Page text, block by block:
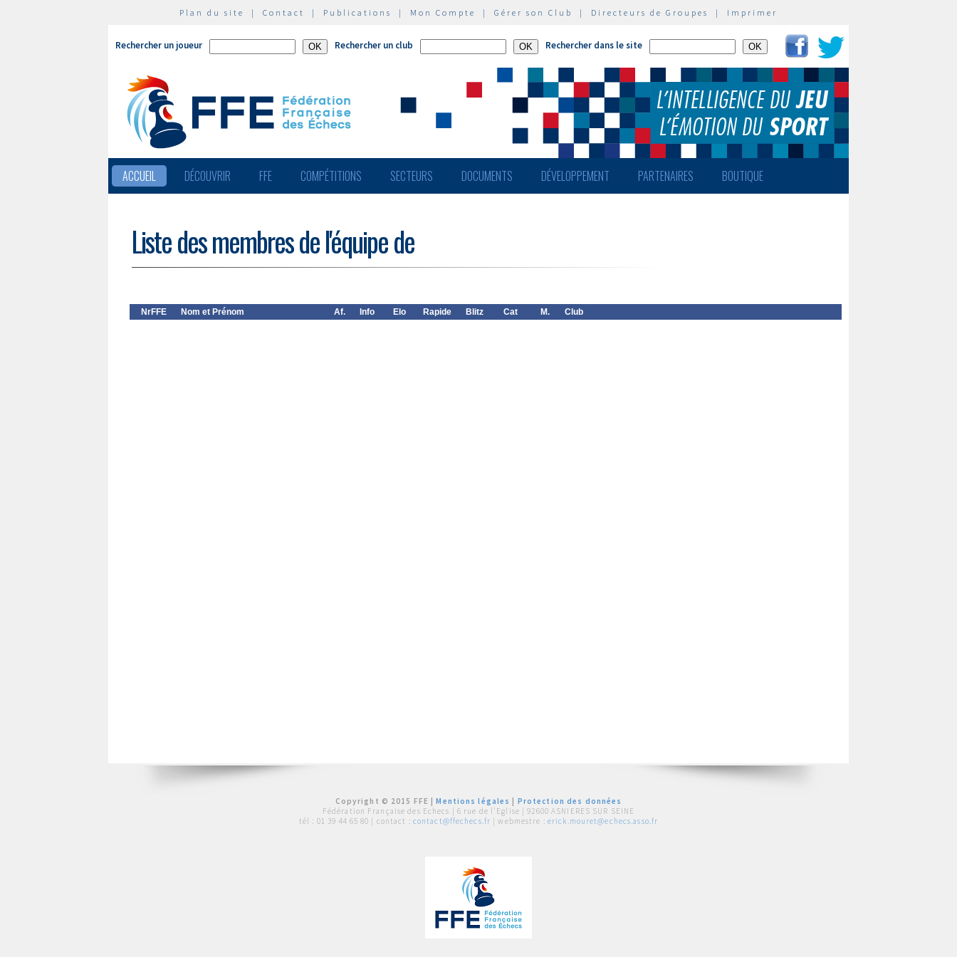
Plan du site | Contact | Publications | Mon Compte | Gérer son Club | Directeurs de Groupes | Imprimer
Rechercher un joueur Rechercher un club Rechercher dans le site
ACCUEIL DÉCOUVRIR FFE COMPÉTITIONS SECTEURS DOCUMENTS DÉVELOPPEMENT PARTENAIRES BOUTIQUE
Liste des membres de l'équipe de
NrFFE Nom et Prénom Af. Info Elo Rapide Blitz Cat M. Club
Copyright © 2015 FFE |Mentions légales
Protection des données
Fédération Française des Echecs | 6 rue de l'Eglise | 92600 ASNIERES SUR SEINE
tél : 01 39 44 65 80 | contact : contact@ffechecs.fr | webmestre : erick.mouret@echecs.asso.fr